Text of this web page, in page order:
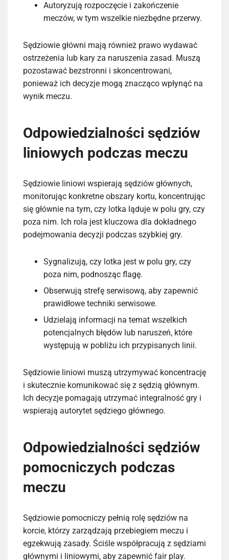
Autoryzują rozpoczęcie i zakończenie
meczów, w tym wszelkie niezbędne przerwy.
Sędziowie główni mają również prawo wydawać
ostrzeżenia lub kary za naruszenia zasad. Muszą
pozostawać bezstronni i skoncentrowani,
ponieważ ich decyzje mogą znacząco wpłynąć na
wynik meczu.
Odpowiedzialności sędziów
liniowych podczas meczu
Sędziowie liniowi wspierają sędziów głównych,
monitorując konkretne obszary kortu, koncentrując
się głównie na tym, czy lotka ląduje w polu gry, czy
poza nim. Ich rola jest kluczowa dla dokładnego
podejmowania decyzji podczas szybkiej gry.
Sygnalizują, czy lotka jest w polu gry, czy
poza nim, podnosząc flagę.
Obserwują strefę serwisową, aby zapewnić
prawidłowe techniki serwisowe.
Udzielają informacji na temat wszelkich
potencjalnych błędów lub naruszeń, które
występują w pobliżu ich przypisanych linii.
Sędziowie liniowi muszą utrzymywać koncentrację
i skutecznie komunikować się z sędzią głównym.
Ich decyzje pomagają utrzymać integralność gry i
wspierają autorytet sędziego głównego.
Odpowiedzialności sędziów
pomocniczych podczas
meczu
Sędziowie pomocniczy pełnią rolę sędziów na
korcie, którzy zarządzają przebiegiem meczu i
egzekwują zasady. Ściśle współpracują z sędziami
głównymi i liniowymi, aby zapewnić fair play.